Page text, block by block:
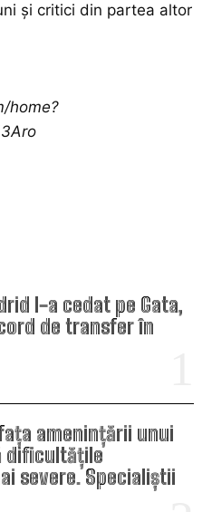
l-a cedat pe Gata,
de transfer în
amenințării unui
dificultățile
severe. Specialiștii
și critici din partea altor
home?